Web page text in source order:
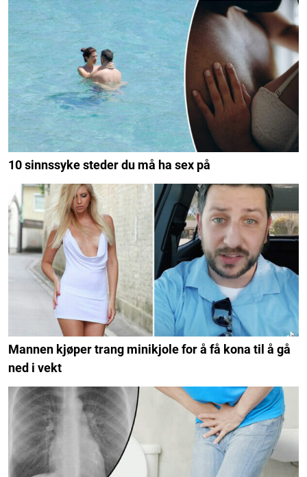
10 sinnssyke steder du må ha sex på
Mannen kjøper trang minikjole for å få kona til å gå
ned i vekt